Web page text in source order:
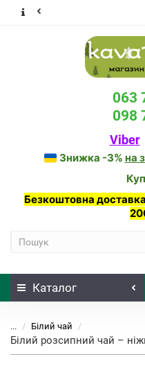
063
098
Viber
Знижка -3% на
Безкоштовна
Каталог
... Білий чай
Білий розсипний чай –